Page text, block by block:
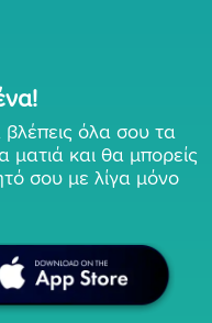
όλα σου τα
ματιά και θα μπορείς
σου με λίγα μόνο